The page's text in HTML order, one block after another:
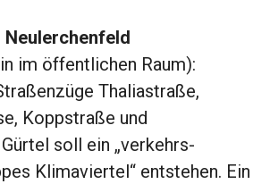
im öffentlichen Raum):
Thaliastraße,
Koppstraße und
soll ein „verkehrs­
­Klimaviertel“ ent­stehen. Ein